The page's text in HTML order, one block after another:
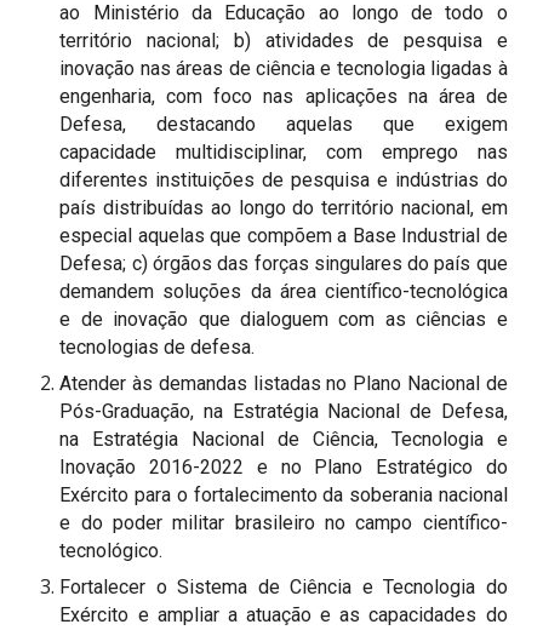
ao Ministério da Educação ao longo de todo o
território nacional; b) atividades de pesquisa e
inovação nas áreas de ciência e tecnologia ligadas à
engenharia, com foco nas aplicações na área de
Defesa, destacando aquelas que exigem
capacidade multidisciplinar, com emprego nas
diferentes instituições de pesquisa e indústrias do
país distribuídas ao longo do território nacional, em
especial aquelas que compõem a Base Industrial de
Defesa; c) órgãos das forças singulares do país que
demandem soluções da área científico-tecnológica
e de inovação que dialoguem com as ciências e
tecnologias de defesa.
Atender às demandas listadas no Plano Nacional de
Pós-Graduação, na Estratégia Nacional de Defesa,
na Estratégia Nacional de Ciência, Tecnologia e
Inovação 2016-2022 e no Plano Estratégico do
Exército para o fortalecimento da soberania nacional
e do poder militar brasileiro no campo científico-
tecnológico.
Fortalecer o Sistema de Ciência e Tecnologia do
Exército e ampliar a atuação e as capacidades do